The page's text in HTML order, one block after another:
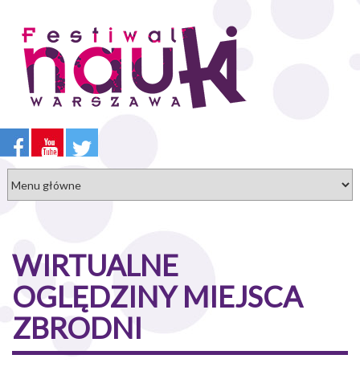
treści
WIRTUALNE
OGLĘDZINY MIEJSCA
ZBRODNI